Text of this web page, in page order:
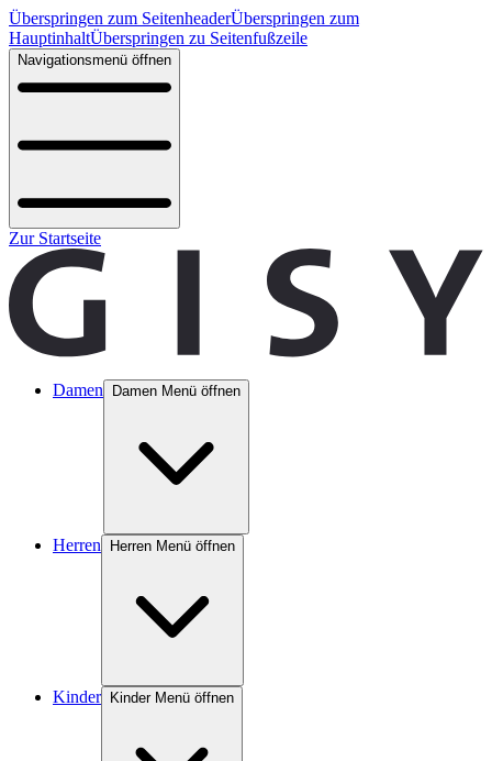
Überspringen zum SeitenheaderÜberspringen zum
HauptinhaltÜberspringen zu Seitenfußzeile
Navigationsmenü öffnen
Zur Startseite
Damen Damen Menü öffnen
Herren Herren Menü öffnen
Kinder Kinder Menü öffnen